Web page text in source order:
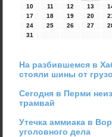
10
11 12 13
17
18 19 20
24
25 26 27
31
На разбившемся в
стояли шины от
Сегодня в Перми
трамвай
Утечка аммиака в
уголовного дела